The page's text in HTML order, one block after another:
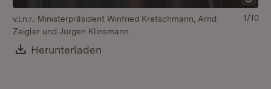
v.l.n.r.: Ministerpräsident Winfried Kretschmann, Arnd
Zeigler und Jürgen Klinsmann
Download:
Herunterladen
1/10